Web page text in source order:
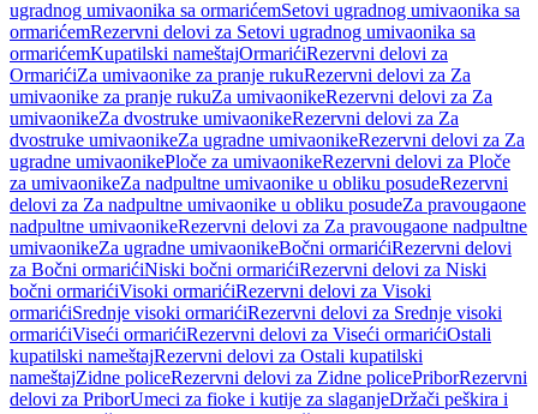
ugradnog umivaonika sa ormarićemSetovi ugradnog umivaonika sa
ormarićemRezervni delovi za Setovi ugradnog umivaonika sa
ormarićemKupatilski nameštajOrmarićiRezervni delovi za
OrmarićiZa umivaonike za pranje rukuRezervni delovi za Za
umivaonike za pranje rukuZa umivaonikeRezervni delovi za Za
umivaonikeZa dvostruke umivaonikeRezervni delovi za Za
dvostruke umivaonikeZa ugradne umivaonikeRezervni delovi za Za
ugradne umivaonikePloče za umivaonikeRezervni delovi za Ploče
za umivaonikeZa nadpultne umivaonike u obliku posudeRezervni
delovi za Za nadpultne umivaonike u obliku posudeZa pravougaone
nadpultne umivaonikeRezervni delovi za Za pravougaone nadpultne
umivaonikeZa ugradne umivaonikeBočni ormarićiRezervni delovi
za Bočni ormarićiNiski bočni ormarićiRezervni delovi za Niski
bočni ormarićiVisoki ormarićiRezervni delovi za Visoki
ormarićiSrednje visoki ormarićiRezervni delovi za Srednje visoki
ormarićiViseći ormarićiRezervni delovi za Viseći ormarićiOstali
kupatilski nameštajRezervni delovi za Ostali kupatilski
nameštajZidne policeRezervni delovi za Zidne policePriborRezervni
delovi za PriborUmeci za fioke i kutije za slaganjeDržači peškira i